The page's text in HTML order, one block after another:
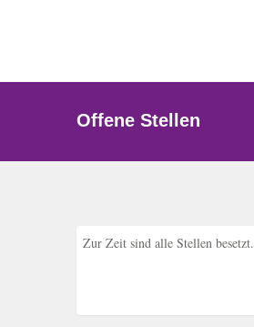
Offene Stellen
Zur Zeit sind alle Stellen besetzt.